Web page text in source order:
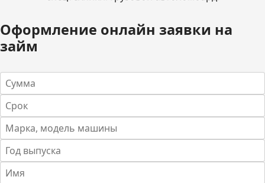
Оформление онлайн заявки на
займ